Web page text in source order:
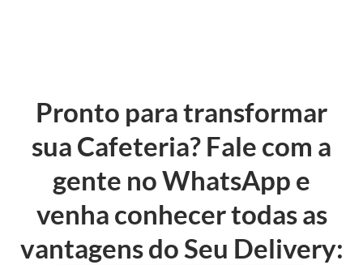
Pronto para transformar
sua Cafeteria? Fale com a
gente no WhatsApp e
venha conhecer todas as
vantagens do Seu Delivery: